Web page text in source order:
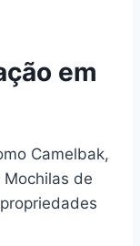
em
Camelbak,
de